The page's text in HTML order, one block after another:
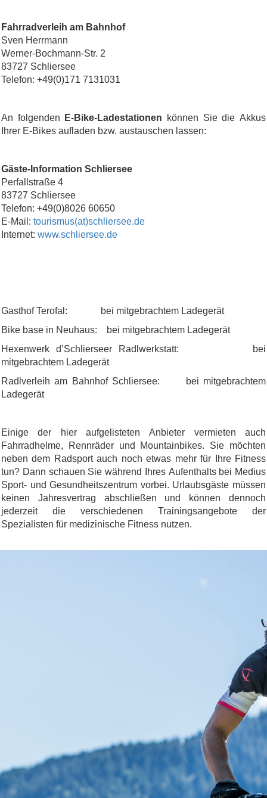
Fahrradverleih am Bahnhof
Sven Herrmann
Werner-Bochmann-Str. 2
83727 Schliersee
Telefon: +49(0)171 7131031
An folgenden E-Bike-Ladestationen können Sie die Akkus
Ihrer E-Bikes aufladen bzw. austauschen lassen:
Gäste-Information Schliersee
Perfallstraße 4
83727 Schliersee
Telefon: +49(0)8026 60650
E-Mail: tourismus(at)schliersee.de
Internet: www.schliersee.de
Gasthof Terofal: bei mitgebrachtem Ladegerät
Bike base in Neuhaus: bei mitgebrachtem Ladegerät
Hexenwerk d’Schlierseer Radlwerkstatt: bei
mitgebrachtem Ladegerät
Radlverleih am Bahnhof Schliersee: bei mitgebrachtem
Ladegerät
Einige der hier aufgelisteten Anbieter vermieten auch
Fahrradhelme, Rennräder und Mountainbikes. Sie möchten
neben dem Radsport auch noch etwas mehr für Ihre Fitness
tun? Dann schauen Sie während Ihres Aufenthalts bei Medius
Sport- und Gesundheitszentrum vorbei. Urlaubsgäste müssen
keinen Jahresvertrag abschließen und können dennoch
jederzeit die verschiedenen Trainingsangebote der
Spezialisten für medizinische Fitness nutzen.